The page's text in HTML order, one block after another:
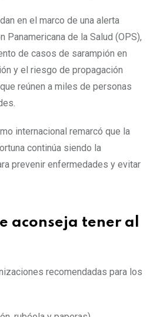
en el marco de una alerta
Panamericana de la Salud (OPS),
de casos de sarampión en
y el riesgo de propagación
reúnen a miles de personas
internacional remarcó que la
continúa siendo la
prevenir enfermedades y evitar
aconseja tener al
recomendadas para los